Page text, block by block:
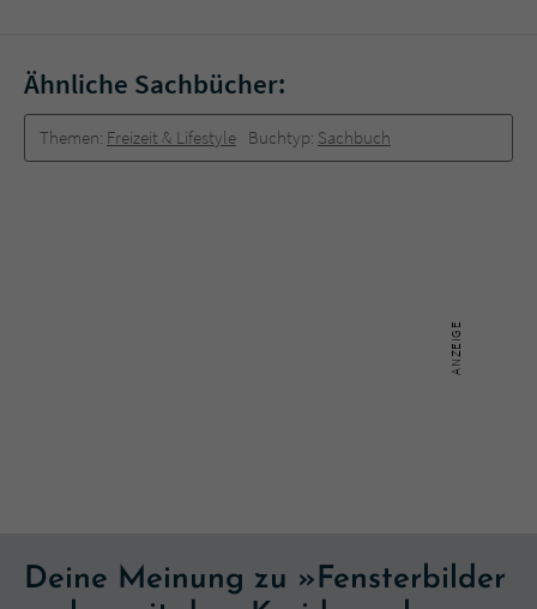
Ähnliche Sachbücher:
Themen: Freizeit & Lifestyle Buchtyp: Sachbuch
Deine Meinung zu »Fensterbilder